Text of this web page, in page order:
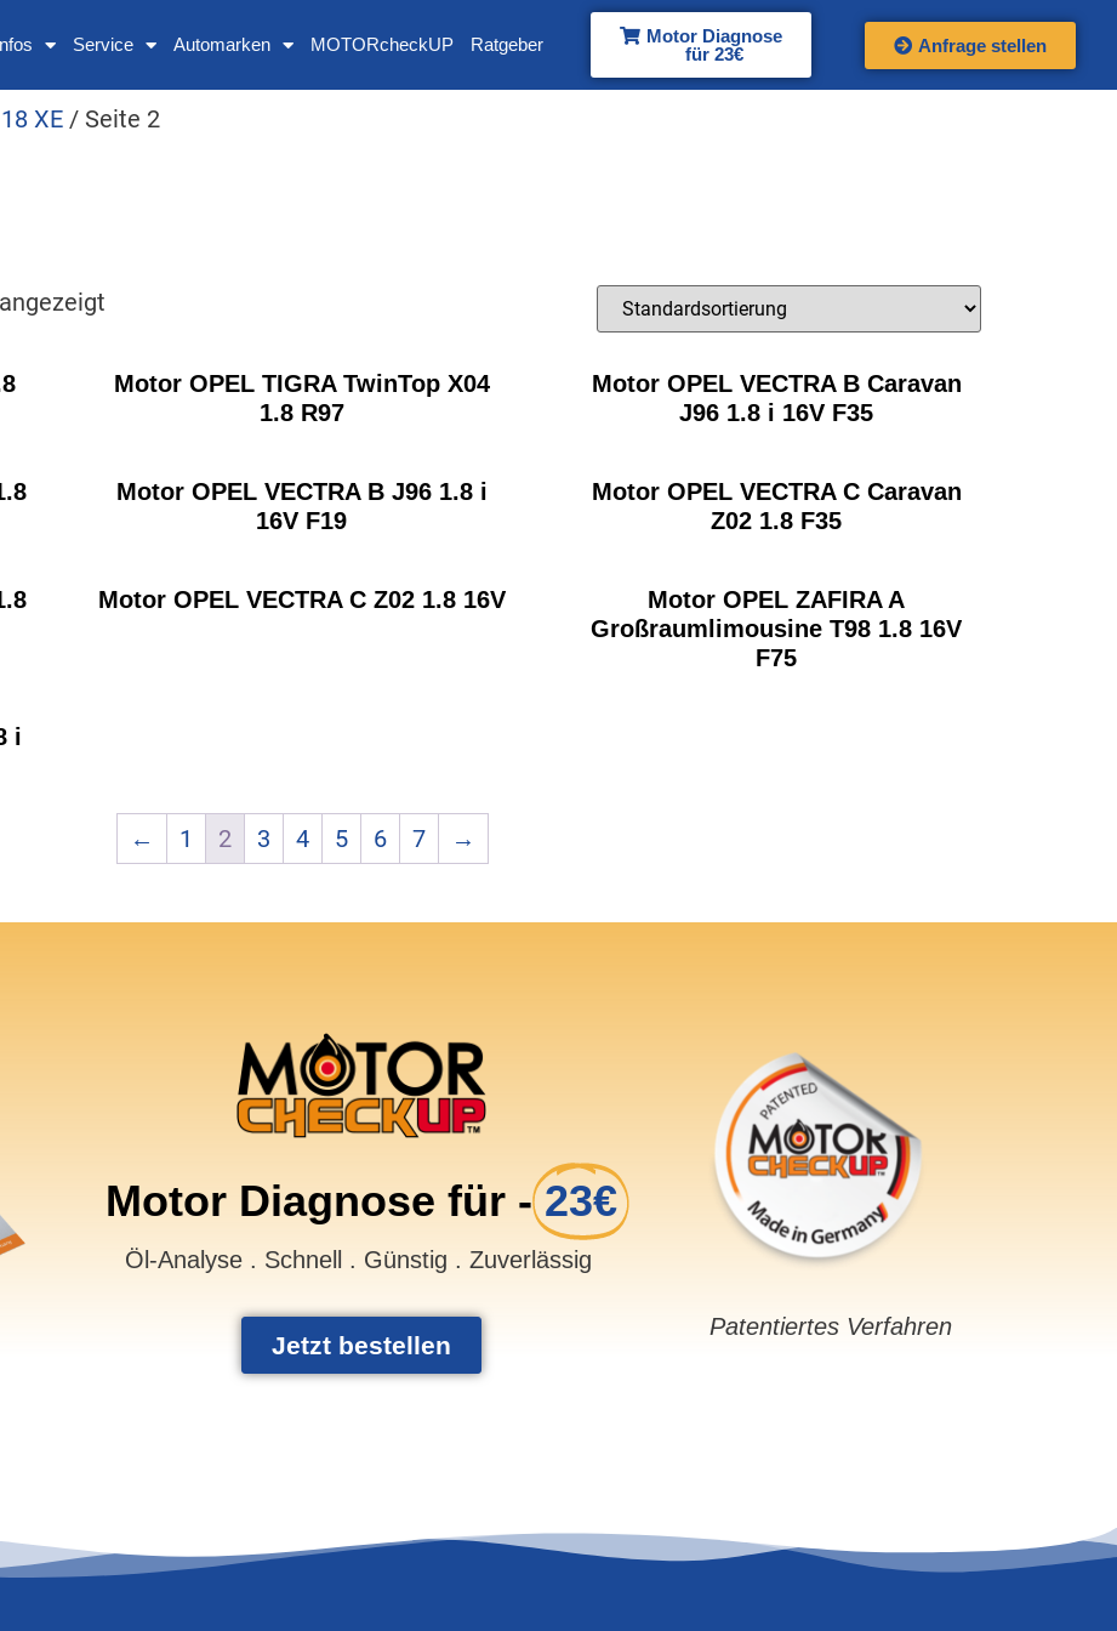
Service Automarken MOTORcheckUP Ratgeber
Motor Diagnose
für 23€
Anfrage stellen
XE / Seite 2
Motor OPEL TIGRA TwinTop X04
1.8 R97
Motor OPEL VECTRA B Caravan
J96 1.8 i 16V F35
Motor OPEL VECTRA B J96 1.8 i
16V F19
Motor OPEL VECTRA C Caravan
Z02 1.8 F35
Motor OPEL VECTRA C Z02 1.8 16V
Motor OPEL ZAFIRA A
Großraumlimousine T98 1.8 16V
F75
i
← 1 2 3 4 5 6 7 →
Motor Diagnose für - 23€
Öl-Analyse . Schnell . Günstig . Zuverlässig
Jetzt bestellen
Patentiertes Verfahren